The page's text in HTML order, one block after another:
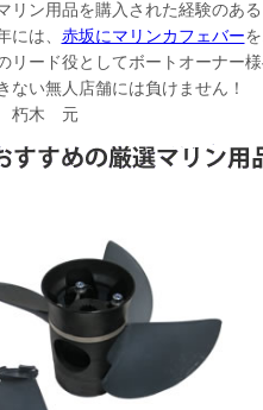
リン用品を購入された経験のあ
には、 赤坂にマリンカフェバー
リード役としてボートオーナー
ない無人店舗には負けません！
朽木 元